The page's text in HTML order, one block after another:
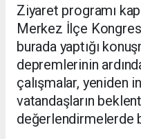
Ziyaret programı
Merkez İlçe
burada yaptığı
depremlerinin
çalışmalar, yeniden
vatandaşların
değerlendirmelerde